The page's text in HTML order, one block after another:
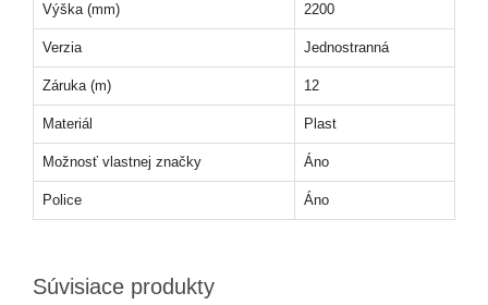
Výška (mm) 2200
Verzia Jednostranná
Záruka (m) 12
Materiál Plast
Možnosť vlastnej značky Áno
Police Áno
Súvisiace produkty